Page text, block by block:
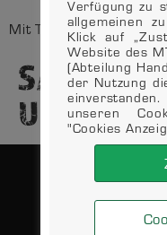
Mit Tradition in die
SA. –
UHR
DATENSCHUTZ
Verfügung zu
allgemeinen
Klick auf
Website des
(Abteilung
der Nutzung
unseren
"Cookies